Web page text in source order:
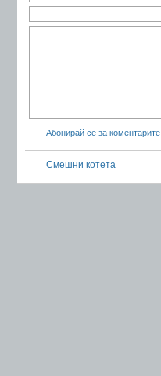
Абонирай се за коментарите
Смешни котета